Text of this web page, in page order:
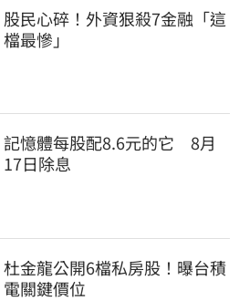
股民心碎！外資狠殺7金融「這
檔最慘」
記憶體每股配8.6元的它　8月
17日除息
杜金龍公開6檔私房股！曝台積
電關鍵價位